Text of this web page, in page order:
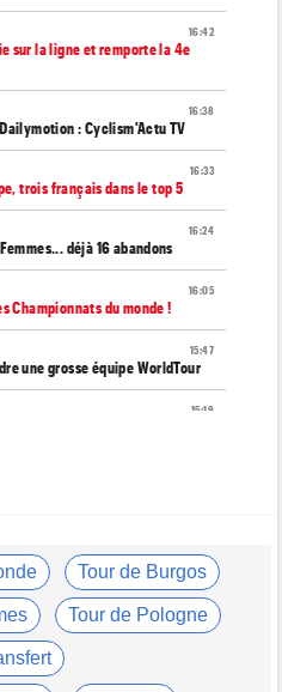
16:42
sur la ligne et remporte la 4e
16:38
: Cyclism'Actu TV
16:33
trois français dans le top 5
16:24
déjà 16 abandons
16:05
Championnats du monde !
15:47
une grosse équipe WorldTour
15:19
TV de la 7e étape du Tour
un terme à sa saison 2026
14:19
: "J'ai encore de la ressource"
à pois..."
Tour de Burgos
Tour de Pologne